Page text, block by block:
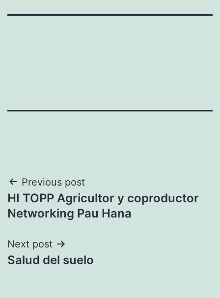
Navegación
de
Previous post
HI TOPP Agricultor y coproductor
Networking Pau Hana
Next post
Salud del suelo